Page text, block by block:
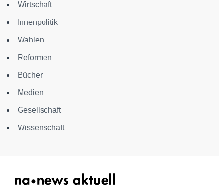
Wirtschaft
Innenpolitik
Wahlen
Reformen
Bücher
Medien
Gesellschaft
Wissenschaft